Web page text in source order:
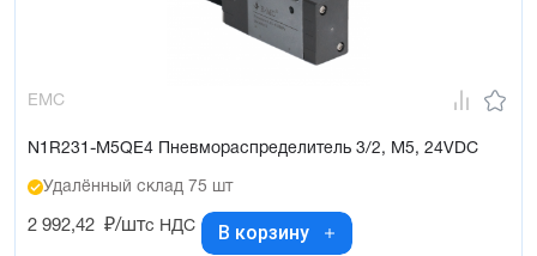
EMC
N1R231-M5QE4 Пневмораспределитель 3/2, M5, 24VDC
Удалённый склад 75 шт
2 992,42 ₽/штс НДС В корзину